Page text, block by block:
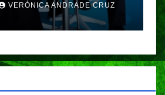
VERÓNICA ANDRADE CRUZ